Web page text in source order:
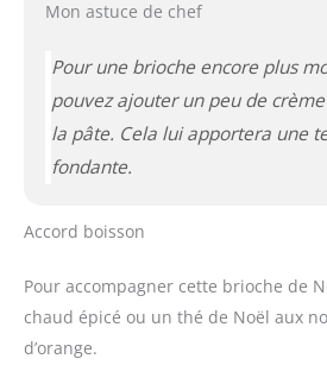
Mon astuce de chef
Pour une brioche encore plus
pouvez ajouter un peu de
la pâte. Cela lui apportera une
fondante.
Accord boisson
Pour accompagner cette brioche de
chaud épicé ou un thé de Noël aux
d’orange.